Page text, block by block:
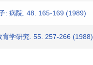
: 病院. 48. 165-169 (1989)
育学研究. 55. 257-266 (1988)